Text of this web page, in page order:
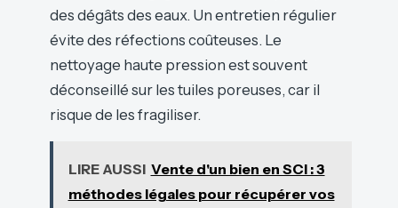
des dégâts des eaux. Un entretien régulier
évite des réfections coûteuses. Le
nettoyage haute pression est souvent
déconseillé sur les tuiles poreuses, car il
risque de les fragiliser.
LIRE AUSSI Vente d'un bien en SCI : 3
méthodes légales pour récupérer vos